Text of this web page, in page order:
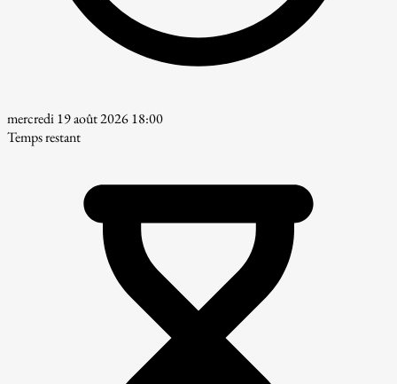
mercredi 19 août 2026 18:00
Temps restant